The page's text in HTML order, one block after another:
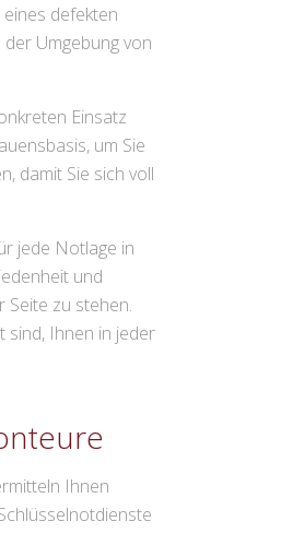
defekten
Umgebung von
Einsatz
um Sie
damit Sie sich voll
jede Notlage in
und
zu stehen.
sind, Ihnen in jeder
Ihnen